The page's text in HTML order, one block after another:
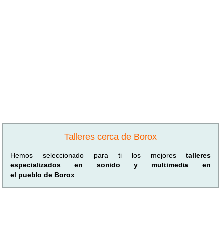
Talleres cerca de Borox
Hemos seleccionado para ti los mejores talleres
especializados en sonido y multimedia en
el pueblo de Borox